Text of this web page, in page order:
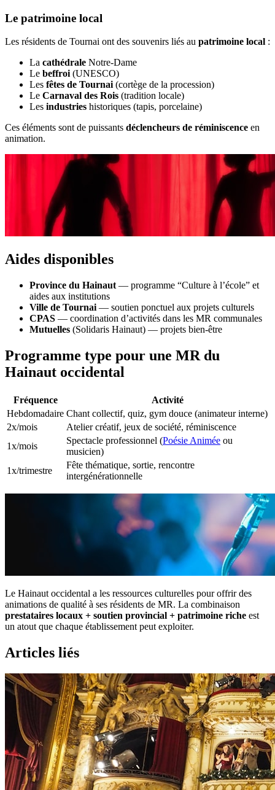
Le patrimoine local
Les résidents de Tournai ont des souvenirs liés au patrimoine local :
La cathédrale Notre-Dame
Le beffroi(UNESCO)
Les fêtes de Tournai(cortège de la procession)
Le Carnaval des Rois (tradition locale)
Les industries historiques (tapis, porcelaine)
Ces éléments sont de puissants déclencheurs de réminiscence en
animation.
Aides disponibles
Province du Hainaut — programme “Culture à l’école” et
aides aux institutions
Ville de Tournai — soutien ponctuel aux projets culturels
CPAS — coordination d’activités dans les MR communales
Mutuelles (Solidaris Hainaut) — projets bien-être
Programme type pour une MR du
Hainaut occidental
Fréquence
Activité
Hebdomadaire Chant collectif, quiz, gym douce (animateur interne)
2x/mois
Atelier créatif, jeux de société, réminiscence
1x/mois
Spectacle professionnel (Poésie Animée ou
musicien)
1x/trimestre
Fête thématique, sortie, rencontre
intergénérationnelle
Le Hainaut occidental a les ressources culturelles pour offrir des
animations de qualité à ses résidents de MR. La combinaison
prestataires locaux + soutien provincial + patrimoine riche est
un atout que chaque établissement peut exploiter.
Articles liés